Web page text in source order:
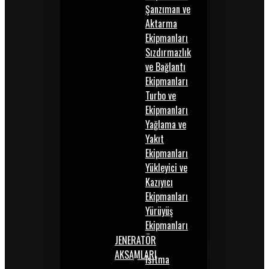
Şanzıman ve
Aktarma
Ekipmanları
Sızdırmazlık
ve Bağlantı
Ekipmanları
Turbo ve
Ekipmanları
Yağlama ve
Yakıt
Ekipmanları
Yükleyici ve
Kazıyıcı
Ekipmanları
Yürüyüş
Ekipmanları
JENERATÖR
AKSAMLARIIsıtma